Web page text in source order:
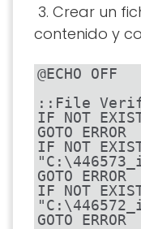
3. Crear un
contenido y
@ECHO OFF
::File
IF NOT
GOTO ERROR
IF NOT
GOTO ERROR
IF NOT
GOTO ERROR